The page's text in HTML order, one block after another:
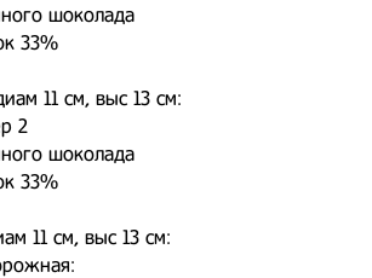
шоколада
33%
11 см, выс 13 см:
2
шоколада
33%
11 см, выс 13 см: